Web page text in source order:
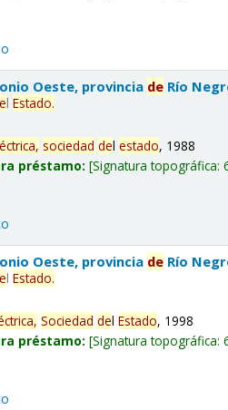
Oeste, provincia de Río
lEstado.
sociedad delestado, 1988
préstamo: Signatura topográfica:
Oeste, provincia de Río
lEstado.
Sociedad delEstado, 1998
préstamo: Signatura topográfica: